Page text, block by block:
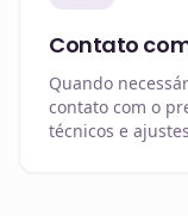
Contato
Quando
contato com o
técnicos e